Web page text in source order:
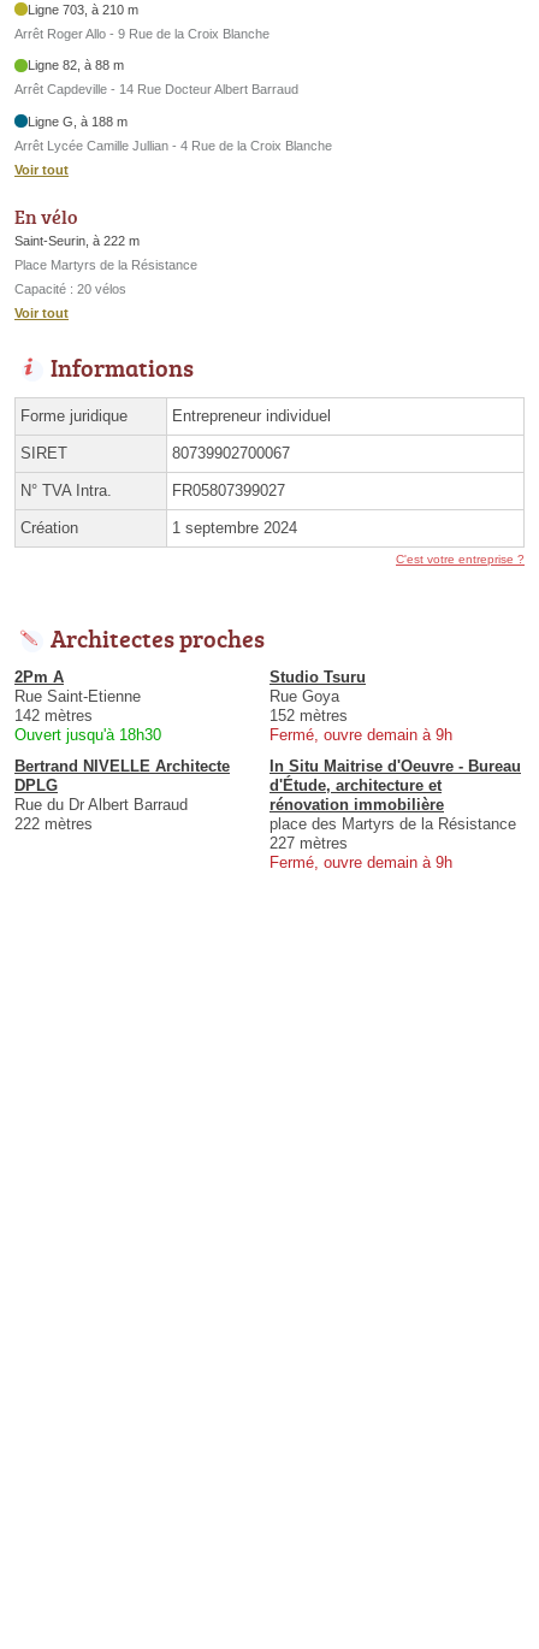
Ligne 703, à 210 m
Arrêt Roger Allo - 9 Rue de la Croix Blanche
Ligne 82, à 88 m
Arrêt Capdeville - 14 Rue Docteur Albert Barraud
Ligne G, à 188 m
Arrêt Lycée Camille Jullian - 4 Rue de la Croix Blanche
Voir tout
En vélo
Saint-Seurin, à 222 m
Place Martyrs de la Résistance
Capacité : 20 vélos
Voir tout
Informations
Forme juridique Entrepreneur individuel
SIRET 80739902700067
N° TVA Intra. FR05807399027
Création 1 septembre 2024
C'est votre entreprise ?
Architectes proches
2Pm A
Rue Saint-Etienne
142 mètres
Ouvert jusqu'à 18h30
Studio Tsuru
Rue Goya
152 mètres
Fermé, ouvre demain à 9h
Bertrand NIVELLE Architecte
DPLG
Rue du Dr Albert Barraud
222 mètres
In Situ Maitrise d'Oeuvre - Bureau
d'Étude, architecture et
rénovation immobilière
place des Martyrs de la Résistance
227 mètres
Fermé, ouvre demain à 9h